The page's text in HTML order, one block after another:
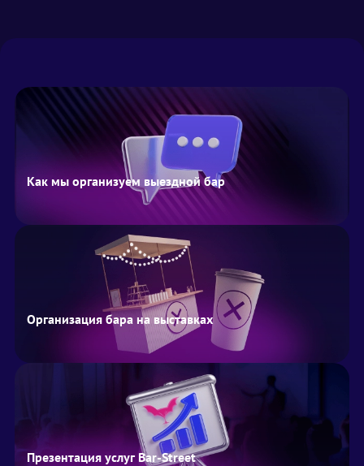
Как мы организуем выездной бар
Организация бара на выставках
Презентация услуг Bar-Street